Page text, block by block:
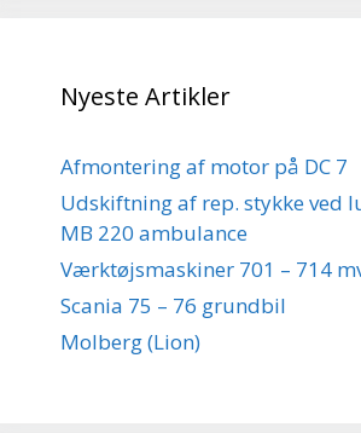
Nyeste Artikler
Afmontering af motor på DC 7
Udskiftning af rep. stykke ved
MB 220 ambulance
Værktøjsmaskiner 701 – 714
Scania 75 – 76 grundbil
Molberg (Lion)